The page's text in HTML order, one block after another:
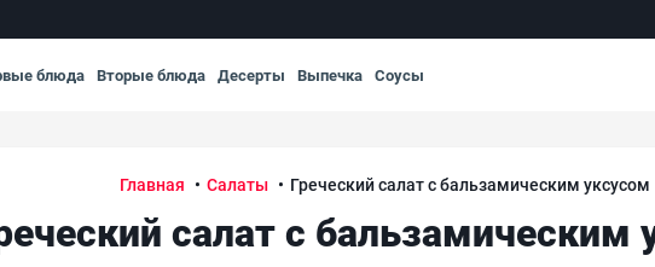
блюда Вторые блюда Десерты Выпечка Соусы
Главная Салаты Греческий салат с бальзамическим уксусом
салат с бальзамическим